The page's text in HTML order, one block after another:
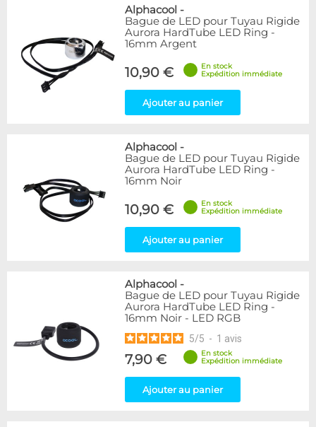
Articles en promotions
Appliquer
Alphacool -
Bague de LED pour Tuyau Rigide
Aurora HardTube LED Ring -
16mm Argent
10,90 €
En stock
Expédition immédiate
Ajouter au panier
Alphacool -
Bague de LED pour Tuyau Rigide
Aurora HardTube LED Ring -
16mm Noir
10,90 €
En stock
Expédition immédiate
Ajouter au panier
Alphacool -
Bague de LED pour Tuyau Rigide
Aurora HardTube LED Ring -
16mm Noir - LED RGB
5/5 - 1 avis
7,90 €
En stock
Expédition immédiate
Ajouter au panier